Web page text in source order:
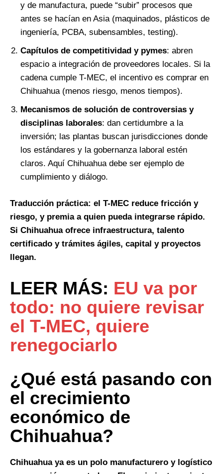
y de manufactura, puede “subir” procesos que
antes se hacían en Asia (maquinados, plásticos de
ingeniería, PCBA, subensambles, testing).
Capítulos de competitividad y pymes: abren
espacio a integración de proveedores locales. Si la
cadena cumple T-MEC, el incentivo es comprar en
Chihuahua (menos riesgo, menos tiempos).
Mecanismos de solución de controversias y
disciplinas laborales: dan certidumbre a la
inversión; las plantas buscan jurisdicciones donde
los estándares y la gobernanza laboral estén
claros. Aquí Chihuahua debe ser ejemplo de
cumplimiento y diálogo.
Traducción práctica: el T-MEC reduce fricción y
riesgo, y premia a quien pueda integrarse rápido.
Si Chihuahua ofrece infraestructura, talento
certificado y trámites ágiles, capital y proyectos
llegan.
LEER MÁS: EU va por
todo: no quiere revisar
el T-MEC, quiere
renegociarlo
¿Qué está pasando con
el crecimiento
económico de
Chihuahua?
Chihuahua ya es un polo manufacturero y logístico